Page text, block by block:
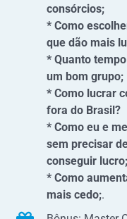
consórcios;
* Como
que dão mais
* Quanto
um bom grupo;
* Como lucrar
fora do Brasil?
* Como eu e
sem precisar
conseguir lucro;
* Como
mais cedo;.